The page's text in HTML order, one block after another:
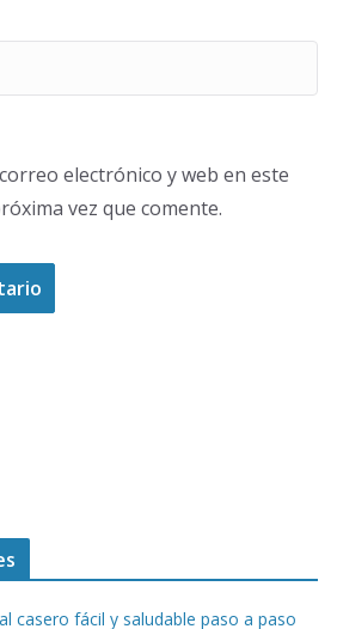
electrónico y web en este
vez que comente.
casero fácil y saludable paso a paso